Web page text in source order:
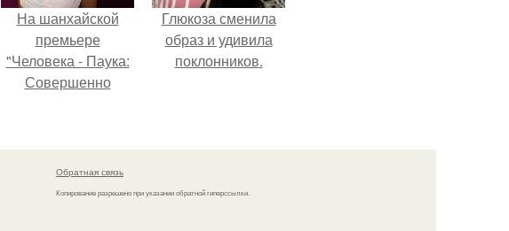
На шанхайской
премьере
"Человека - Паука:
Совершенно
просто очередной
наряд, а настоящий
артефакт высокой
Глюкоза сменила
образ и удивила
поклонников.
Обратная связь
Копирование разрешено при указании обратной гиперссылки.